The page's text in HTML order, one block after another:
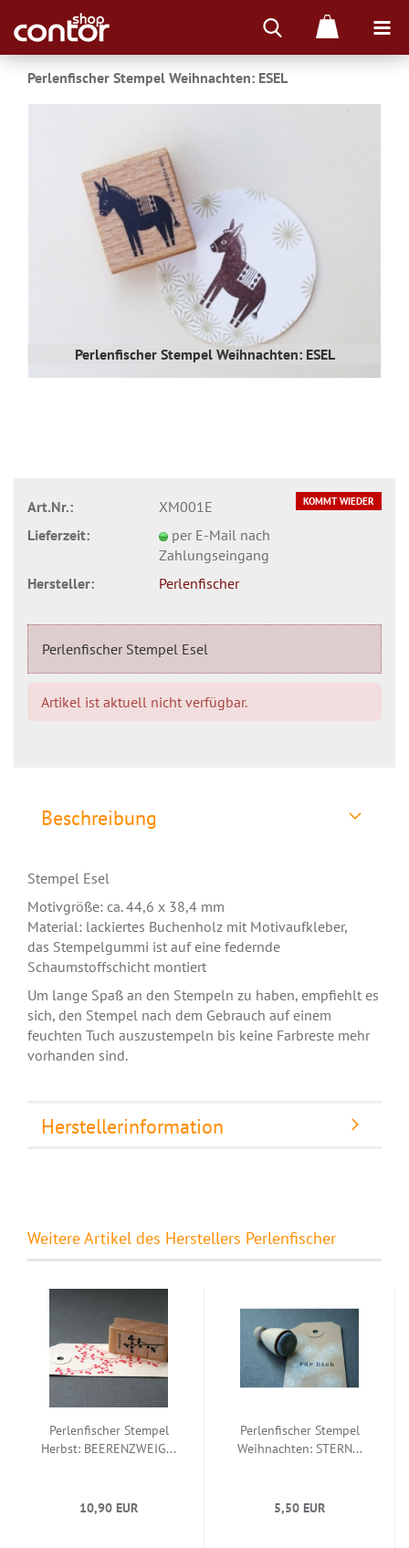
Perlenfischer Stempel Weihnachten: ESEL
Perlenfischer Stempel Weihnachten: ESEL
KOMMT WIEDER
Art.Nr.:
XM001E
Lieferzeit:
per E-Mail nach
Zahlungseingang
Hersteller:
Perlenfischer
Perlenfischer Stempel Esel
Artikel ist aktuell nicht verfügbar.
Beschreibung
Stempel Esel
Motivgröße: ca. 44,6 x 38,4 mm
Material: lackiertes Buchenholz mit Motivaufkleber,
das Stempelgummi ist auf eine federnde
Schaumstoffschicht montiert
Um lange Spaß an den Stempeln zu haben, empfiehlt es
sich, den Stempel nach dem Gebrauch auf einem
feuchten Tuch auszustempeln bis keine Farbreste mehr
vorhanden sind.
Herstellerinformation
Weitere Artikel des Herstellers Perlenfischer
Perlenfischer Stempel
Herbst: BEERENZWEIG...
10,90 EUR
Perlenfischer Stempel
Weihnachten: STERN...
5,50 EUR